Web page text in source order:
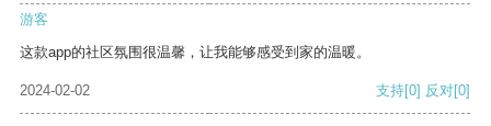
游客
这款app的社区氛围很温馨，让我能够感受到家的温暖。
2024-02-02 支持[0] 反对[0]